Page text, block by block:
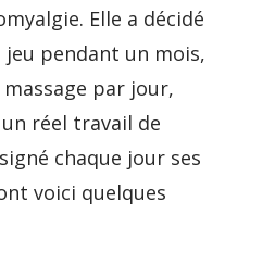
Elle a décidé
pendant un mois,
par jour,
réel travail de
chaque jour ses
voici quelques